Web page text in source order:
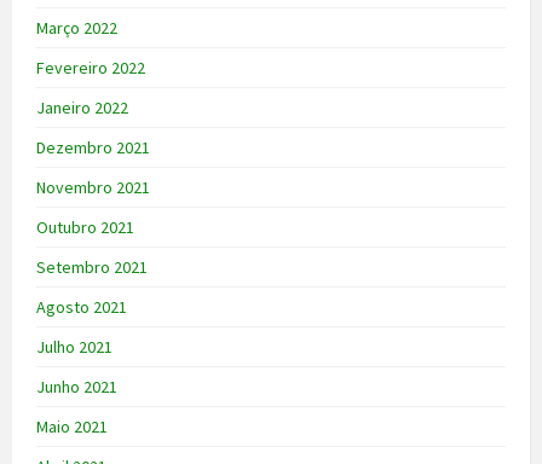
Março 2022
Fevereiro 2022
Janeiro 2022
Dezembro 2021
Novembro 2021
Outubro 2021
Setembro 2021
Agosto 2021
Julho 2021
Junho 2021
Maio 2021